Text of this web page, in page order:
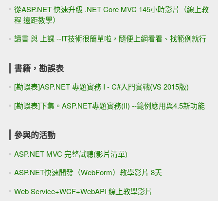
從ASP.NET 快速升級 .NET Core MVC 145小時影片（線上教
程 遠距教學）
讀書 與 上課 --IT技術很簡單啦，隨便上網看看、找範例就行
書籍，勘誤表
[勘誤表]ASP.NET 專題實務 I - C#入門實戰(VS 2015版)
[勘誤表]下集。ASP.NET專題實務(II) --範例應用與4.5新功能
參與的活動
ASP.NET MVC 完整試聽(影片清單)
ASP.NET快速開發（WebForm）教學影片 8天
Web Service+WCF+WebAPI 線上教學影片